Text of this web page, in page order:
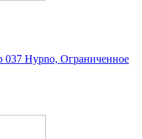
037 Hypno, Ограниченное